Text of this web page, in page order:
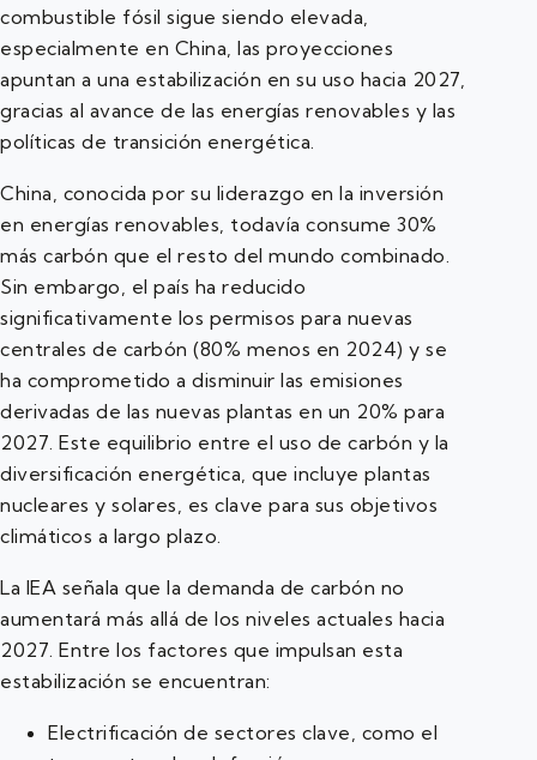
combustible fósil sigue siendo elevada,
especialmente en China, las proyecciones
apuntan a una estabilización en su uso hacia 2027,
gracias al avance de las energías renovables y las
políticas de transición energética.
China, conocida por su liderazgo en la inversión
en energías renovables, todavía consume 30%
más carbón que el resto del mundo combinado.
Sin embargo, el país ha reducido
significativamente los permisos para nuevas
centrales de carbón (80% menos en 2024) y se
ha comprometido a disminuir las emisiones
derivadas de las nuevas plantas en un 20% para
2027. Este equilibrio entre el uso de carbón y la
diversificación energética, que incluye plantas
nucleares y solares, es clave para sus objetivos
climáticos a largo plazo.
La IEA señala que la demanda de carbón no
aumentará más allá de los niveles actuales hacia
2027. Entre los factores que impulsan esta
estabilización se encuentran:
Electrificación de sectores clave, como el